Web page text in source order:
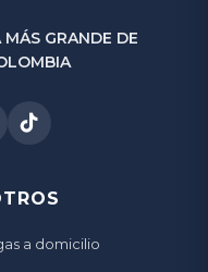
GRANDE DE
a domicilio